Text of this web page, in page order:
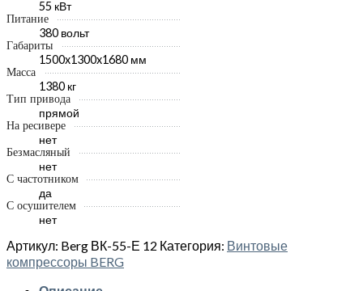
55 кВт
Питание
380 вольт
Габариты
1500x1300x1680 мм
Масса
1380 кг
Тип привода
прямой
На ресивере
нет
Безмасляный
нет
С частотником
да
С осушителем
нет
Артикул: Berg ВК-55-Е 12 Категория: Винтовые
компрессоры BERG